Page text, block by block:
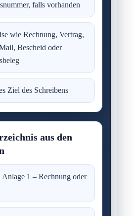
falls vorhanden
wie Rechnung, Vertrag,
Bescheid oder
Ziel des Schreibens
aus den
Anlage 1 – Rechnung oder